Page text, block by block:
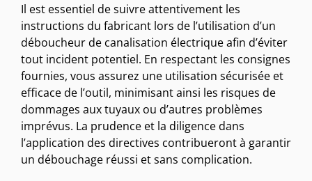
Il est essentiel de suivre attentivement les
instructions du fabricant lors de l’utilisation d’un
déboucheur de canalisation électrique afin d’éviter
tout incident potentiel. En respectant les consignes
fournies, vous assurez une utilisation sécurisée et
efficace de l’outil, minimisant ainsi les risques de
dommages aux tuyaux ou d’autres problèmes
imprévus. La prudence et la diligence dans
l’application des directives contribueront à garantir
un débouchage réussi et sans complication.